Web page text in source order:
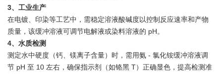
3、工业生产
在电镀、印染等工艺中，需稳定溶液酸碱度以控制反应速率和产物
质量，该缓冲溶液可调节电解液或染料溶液的 pH。
4、水质检测
测定水中硬度（钙、镁离子含量）时，需用氨 - 氯化铵缓冲溶液调
节 pH 至 10 左右，确保指示剂（如铬黑 T）正确显色，提高检测准